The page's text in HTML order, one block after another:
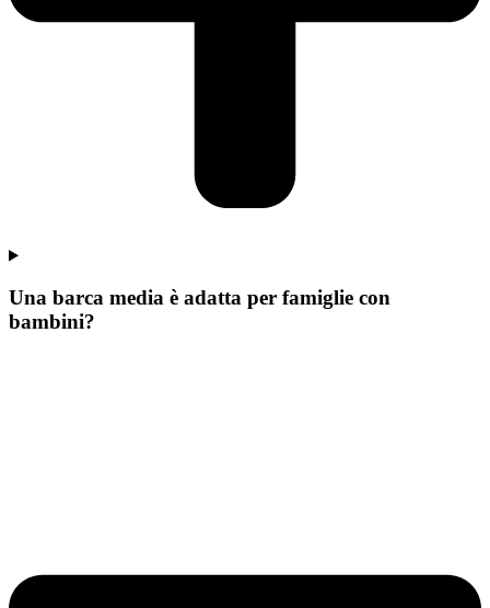
Una barca media è adatta per famiglie con
bambini?